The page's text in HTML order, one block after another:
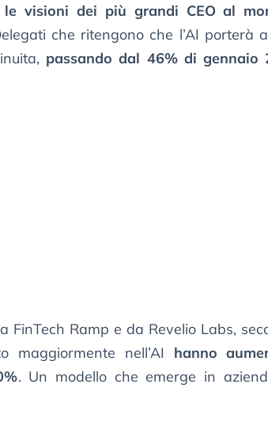
visioni dei più grandi CEO al
che ritengono che l’AI porterà
passando dal 46% di gennaio
FinTech Ramp e da Revelio Labs,
maggiormente nell’AI hanno
. Un modello che emerge in